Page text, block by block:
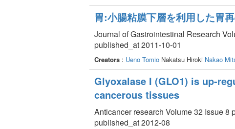
胃:小腸粘膜下層を利用した胃
Journal of Gastrointestinal Research
published_at 2011-10-01
Creators : Ueno Tomio Nakatsu Hiroki Nakao
Glyoxalase I (GLO1) is up-
cancerous tissues
Anticancer research Volume 32 Issue 8
published_at 2012-08